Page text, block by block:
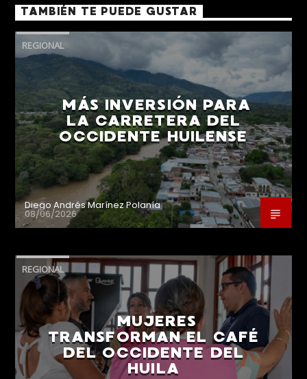
TAMBIÉN TE PUEDE GUSTAR
REGIONAL
MÁS INVERSIÓN PARA
LA CARRETERA DEL
OCCIDENTE HUILENSE
Diego Andrés Marínez Polanía
08/06/2026
REGIONAL
MUJERES
TRANSFORMAN EL CAFÉ
DEL OCCIDENTE DEL
HUILA